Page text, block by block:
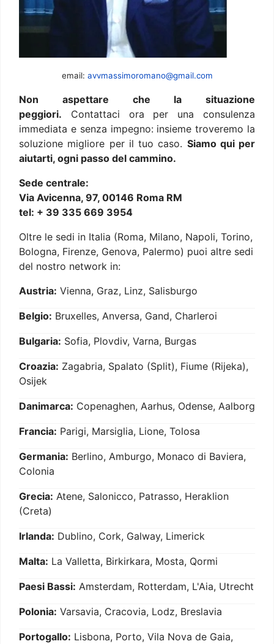
email: avvmassimoromano@gmail.com
Non aspettare che la situazione
peggiori. Contattaci ora per una consulenza
immediata e senza impegno: insieme troveremo la
soluzione migliore per il tuo caso. Siamo qui per
aiutarti, ogni passo del cammino.
Sede centrale:
Via Avicenna, 97, 00146 Roma RM
tel: + 39 335 669 3954
Oltre le sedi in Italia (Roma, Milano, Napoli, Torino,
Bologna, Firenze, Genova, Palermo) puoi altre sedi
del nostro network in:
Austria: Vienna, Graz, Linz, Salisburgo
Belgio: Bruxelles, Anversa, Gand, Charleroi
Bulgaria: Sofia, Plovdiv, Varna, Burgas
Croazia: Zagabria, Spalato (Split), Fiume (Rijeka),
Osijek
Danimarca: Copenaghen, Aarhus, Odense, Aalborg
Francia: Parigi, Marsiglia, Lione, Tolosa
Germania: Berlino, Amburgo, Monaco di Baviera,
Colonia
Grecia: Atene, Salonicco, Patrasso, Heraklion
(Creta)
Irlanda: Dublino, Cork, Galway, Limerick
Malta: La Valletta, Birkirkara, Mosta, Qormi
Paesi Bassi: Amsterdam, Rotterdam, L'Aia, Utrecht
Polonia: Varsavia, Cracovia, Lodz, Breslavia
Portogallo: Lisbona, Porto, Vila Nova de Gaia,